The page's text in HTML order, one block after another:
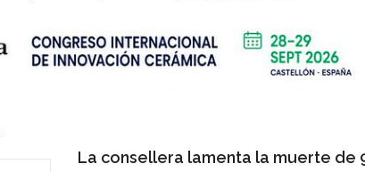
La consellera lamenta la muerte de